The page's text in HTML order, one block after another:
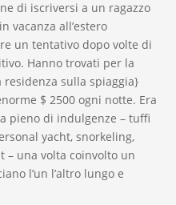
di iscriversi a un ragazzo
vacanza all’estero
un tentativo dopo volte di
Hanno trovati per la
sulla spiaggia}
$ 2500 ogni notte. Era
pieno di indulgenze – tuffi
yacht, snorkeling,
– una volta coinvolto un
l’un l’altro lungo e